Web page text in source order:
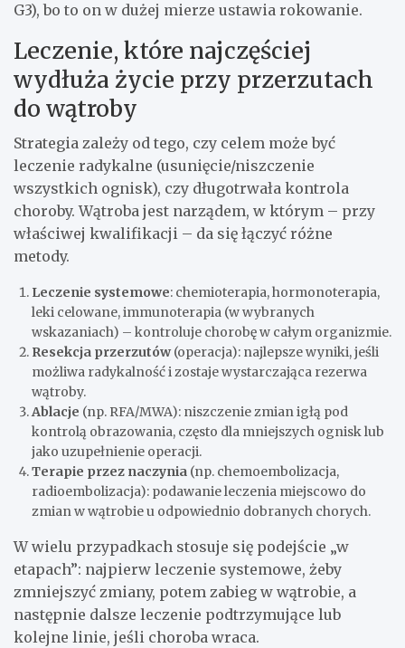
G3), bo to on w dużej mierze ustawia rokowanie.
Leczenie, które najczęściej
wydłuża życie przy przerzutach
do wątroby
Strategia zależy od tego, czy celem może być
leczenie radykalne (usunięcie/niszczenie
wszystkich ognisk), czy długotrwała kontrola
choroby. Wątroba jest narządem, w którym – przy
właściwej kwalifikacji – da się łączyć różne
metody.
Leczenie systemowe: chemioterapia, hormonoterapia,
leki celowane, immunoterapia (w wybranych
wskazaniach) – kontroluje chorobę w całym organizmie.
Resekcja przerzutów(operacja): najlepsze wyniki, jeśli
możliwa radykalność i zostaje wystarczająca rezerwa
wątroby.
Ablacje (np. RFA/MWA): niszczenie zmian igłą pod
kontrolą obrazowania, często dla mniejszych ognisk lub
jako uzupełnienie operacji.
Terapie przez naczynia (np. chemoembolizacja,
radioembolizacja): podawanie leczenia miejscowo do
zmian w wątrobie u odpowiednio dobranych chorych.
W wielu przypadkach stosuje się podejście „w
etapach”: najpierw leczenie systemowe, żeby
zmniejszyć zmiany, potem zabieg w wątrobie, a
następnie dalsze leczenie podtrzymujące lub
kolejne linie, jeśli choroba wraca.